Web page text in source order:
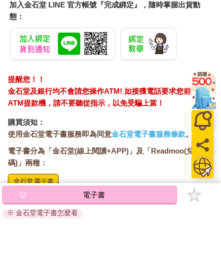
加入金石堂 LINE 官方帳號『完成綁定』，隨時掌握出貨動
態：
提醒您！！
金石堂及銀行均不會請您操作ATM! 如接獲電話要求您前往
ATM提款機，請不要聽從指示，以免受騙上當！
購買須知：
使用金石堂電子書服務即為同意金石堂電子書服務條款。
電子書分為「金石堂(線上閱讀+APP)」及「Readmoo(兌換
碼)」兩種：
將儲存於會員中心→電子書服務「我的e書櫃」，點選線上
閱讀直接開啟閱讀。
電子書
※ 金石堂電子書怎麼看